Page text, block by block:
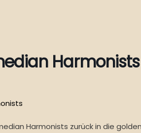
Harmonists
Harmonists zurück in die